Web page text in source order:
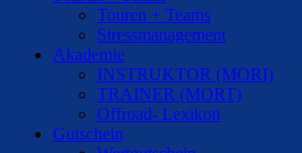
Touren + Teams
Stressmanagement
Akademie
INSTRUKTOR (MORI)
TRAINER (MORT)
Offroad- Lexikon
Gutschein